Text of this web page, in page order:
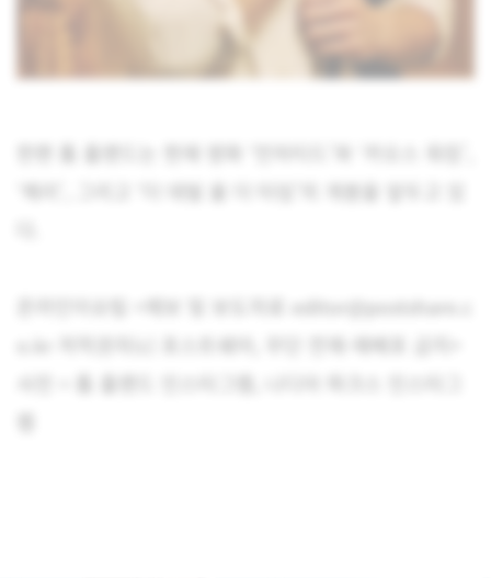
한편 톰 홀랜드는 현재 영화 ‘언차티드’와 ‘카오스 워킹’,
‘체리’, 그리고 ‘더 데빌 올 더 타임’의 개봉을 앞두고 있
온라인이슈팀 <제보 및 보도자료 editor@postshare.c
o.kr 저작권자(c) 포스트쉐어, 무단 전재-재배포 금지>
사진 = 톰 홀랜드 인스타그램, 나디아 파크스 인스타그